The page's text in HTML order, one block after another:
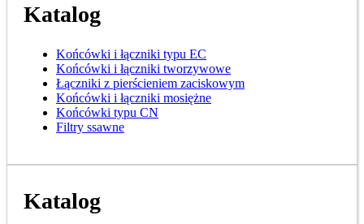
Katalog
Końcówki i łączniki typu EC
Końcówki i łączniki tworzywowe
Łączniki z pierścieniem zaciskowym
Końcówki i łączniki mosiężne
Końcówki typu CN
Filtry ssawne
Katalog